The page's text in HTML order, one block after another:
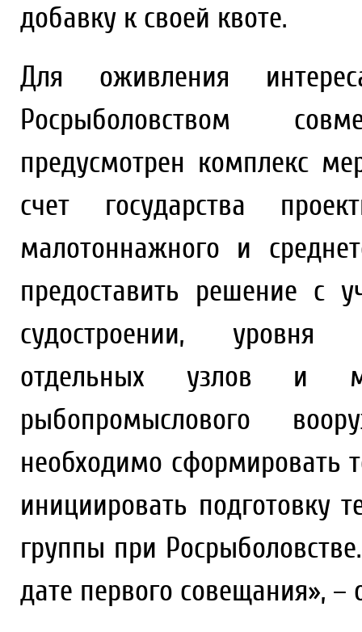
добавку к своей квоте.
Для оживления
Росрыболовством
предусмотрен комплекс
счет государства
малотоннажного и
предоставить решение с
судостроении, уровня
отдельных узлов и
рыбопромыслового
необходимо сформировать
инициировать подготовку
группы при
дате первого совещания», –